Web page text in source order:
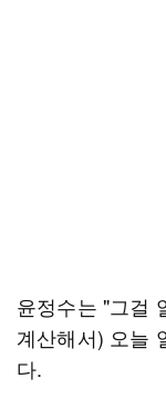
윤정수는 "그걸
계산해서) 오늘
다.